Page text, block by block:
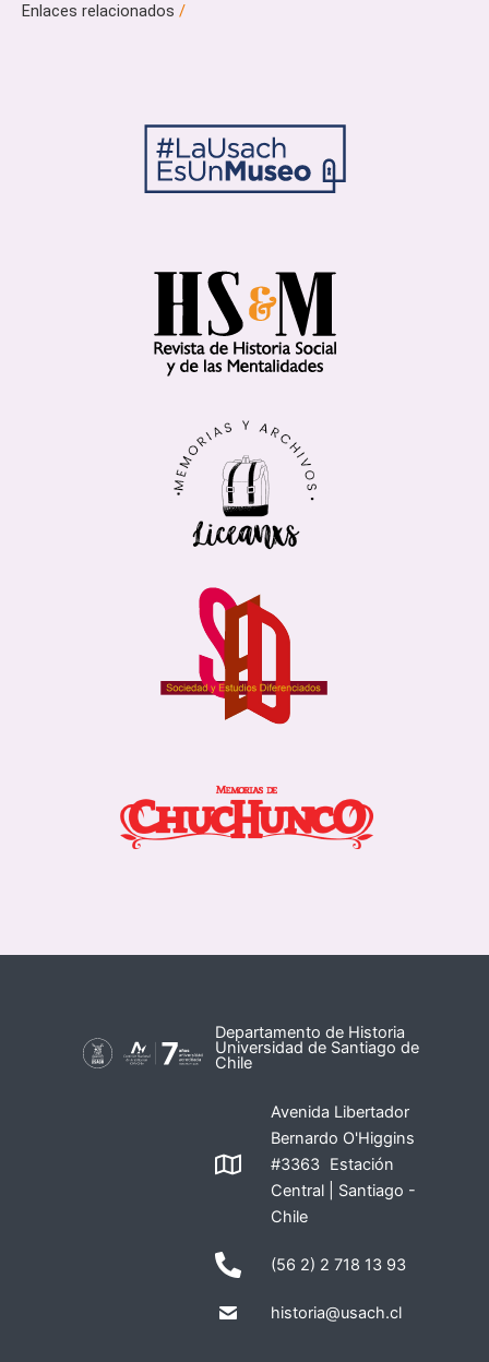
Enlaces relacionados /
Departamento de Historia
Universidad de Santiago de
Chile
Avenida Libertador
Bernardo O'Higgins
#3363 Estación
Central | Santiago -
Chile
(56 2) 2 718 13 93
historia@usach.cl